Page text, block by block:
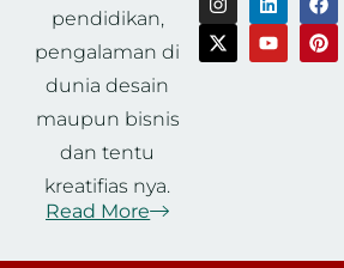
pendidikan,
pengalaman di
dunia desain
maupun bisnis
dan tentu
kreatifias nya.
Read More